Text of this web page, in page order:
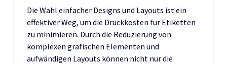
Die Wahl einfacher Designs und Layouts ist ein
effektiver Weg, um die Druckkosten für Etiketten
zu minimieren. Durch die Reduzierung von
komplexen grafischen Elementen und
aufwändigen Layouts können nicht nur die